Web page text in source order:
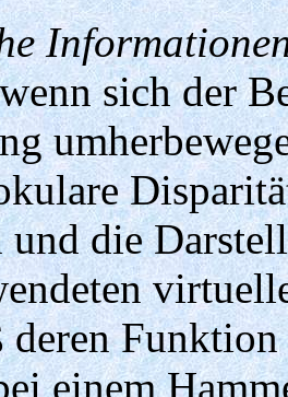
sich der
und die
deren
einem